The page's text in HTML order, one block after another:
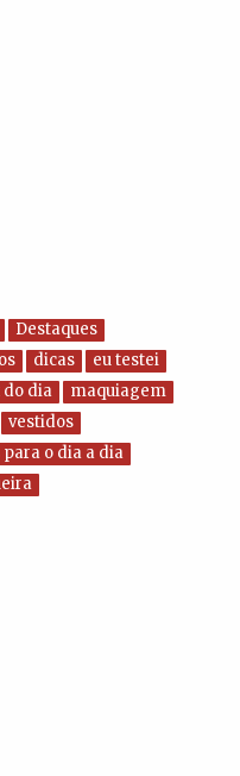
Destaques
dicas
eu testei
do dia
maquiagem
vestidos
o dia a dia